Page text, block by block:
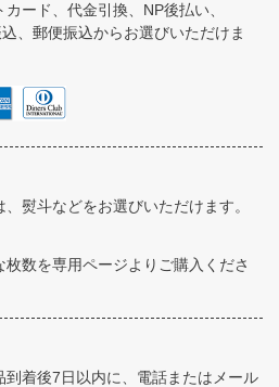
ード、代金引換、NP後払い、
、郵便振込からお選びいただけま
熨斗などをお選びいただけます。
数を専用ページよりご購入くださ
着後7日以内に、電話またはメール